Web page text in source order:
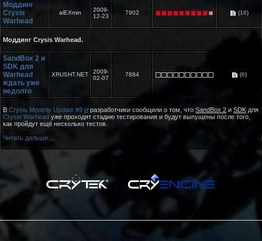
Моддинг
Crysis
Warhead
alEXmin
2009-
12-23
7902 (10)
Моддинг Crysis Warhead.
SandBox 2 и
SDK для
Warhead
ждать уже
недолго
XRUSHT.NET
2009-
02-07
7884 (0)
В Crysis Monthly Update #9 разработчики сообщили о том, что SandBox 2 и SDK для
Crysis Warhead уже проходят стадию тестирования и будут выпущены после того,
как пройдут ещё несколько тестов.
Читать дальше...